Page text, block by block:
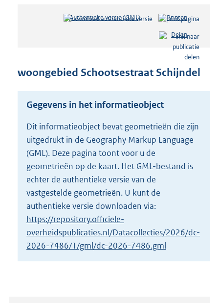
Authentieke versie (GML)b
n
s
r
o
t
t
e
:
4
K
b
Printen
Delen
woongebied Schootsestraat Schijndel
Gegevens in het informatieobject
Dit informatieobject bevat geometrieën die zijn
uitgedrukt in de Geography Markup Language
(GML). Deze pagina toont voor u de
geometrieën op de kaart. Het GML-bestand is
echter de authentieke versie van de
vastgestelde geometrieën. U kunt de
authentieke versie downloaden via:
https://repository.officiele-
overheidspublicaties.nl/Datacollecties/2026/dc-
2026-7486/1/gml/dc-2026-7486.gml